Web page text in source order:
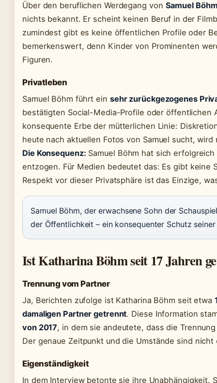
Über den beruflichen Werdegang von Samuel
nichts bekannt. Er scheint keinen Beruf in der
zumindest gibt es keine öffentlichen Profile oder
bemerkenswert, denn Kinder von Prominenten
Figuren.
Privatleben
Samuel Böhm führt ein sehr zurückgezogenes
bestätigten Social-Media-Profile oder öffentlichen
konsequente Erbe der mütterlichen Linie:
heute nach aktuellen Fotos von Samuel sucht,
Die Konsequenz: Samuel Böhm hat sich
entzogen. Für Medien bedeutet das: Es gibt keine
Respekt vor dieser Privatsphäre ist das Einzige,
Samuel Böhm, der erwachsene Sohn der
der Öffentlichkeit – ein konsequenter Schutz
Ist Katharina Böhm seit 17 Jahren
Trennung vom Partner
Ja, Berichten zufolge ist Katharina Böhm seit etwa
damaligen Partner getrennt. Diese Information
von 2017, in dem sie andeutete, dass die
Der genaue Zeitpunkt und die Umstände sind
Eigenständigkeit
In dem Interview betonte sie ihre Unabhängigkeit.